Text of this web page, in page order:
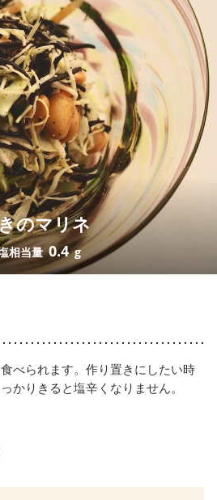
のマリネ
相当量0.4 g
べられます。作り置きにしたい時
かりきると塩辛くなりません。